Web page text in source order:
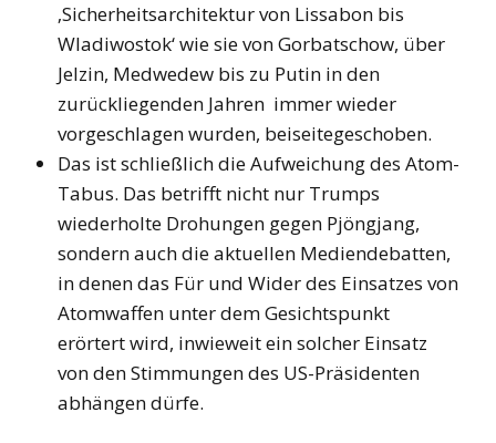
‚Sicherheitsarchitektur von Lissabon bis
Wladiwostok‘ wie sie von Gorbatschow, über
Jelzin, Medwedew bis zu Putin in den
zurückliegenden Jahren immer wieder
vorgeschlagen wurden, beiseitegeschoben.
Das ist schließlich die Aufweichung des Atom-
Tabus. Das betrifft nicht nur Trumps
wiederholte Drohungen gegen Pjöngjang,
sondern auch die aktuellen Mediendebatten,
in denen das Für und Wider des Einsatzes von
Atomwaffen unter dem Gesichtspunkt
erörtert wird, inwieweit ein solcher Einsatz
von den Stimmungen des US-Präsidenten
abhängen dürfe.